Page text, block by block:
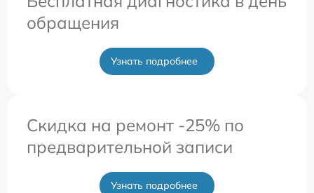
обращения
Узнать подробнее
Скидка на ремонт -25% по
предварительной записи
Узнать подробнее